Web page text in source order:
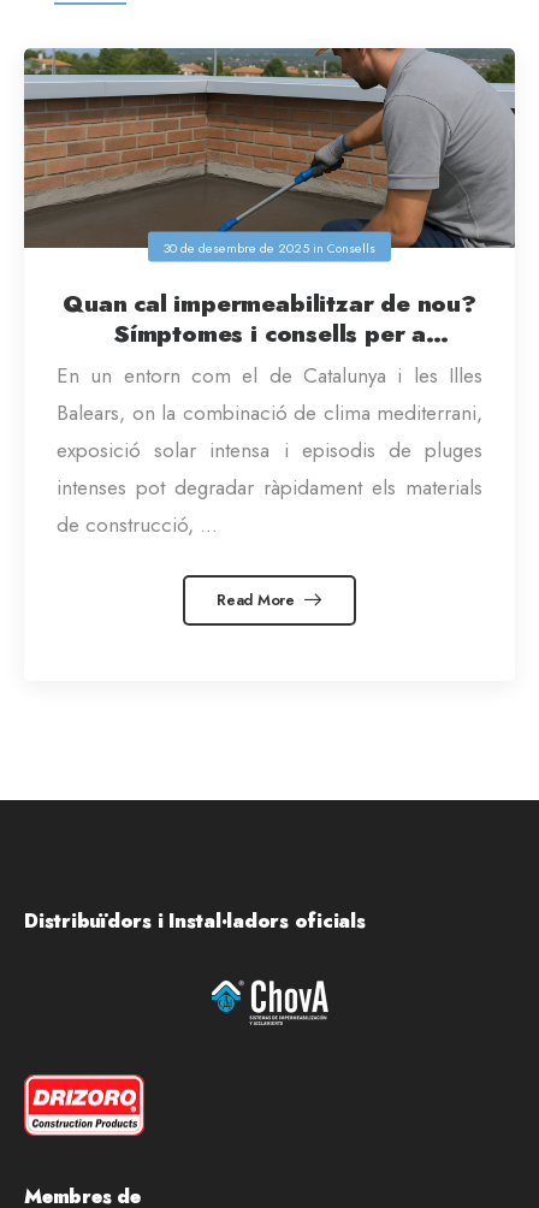
30 de desembre de 2025 in Consells
Quan cal impermeabilitzar de nou?
Símptomes i consells per a
habitatges de Catalunya i Balears
En un entorn com el de Catalunya i les Illes
Balears, on la combinació de clima mediterrani,
exposició solar intensa i episodis de pluges
intenses pot degradar ràpidament els materials
de construcció, ...
Read More
Distribuïdors i Instal·ladors oficials
Membres de